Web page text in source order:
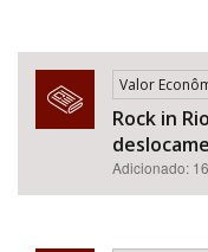
Valor
Rock in
Adicionado: